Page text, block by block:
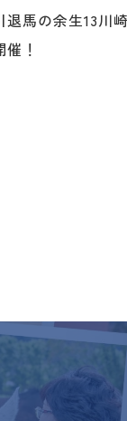
退馬の余生13川
催！